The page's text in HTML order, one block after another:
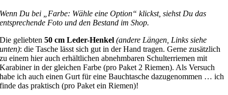
Wenn Du bei „Farbe: Wähle eine Option“ klickst, siehst Du das
entsprechende Foto und den Bestand im Shop.
Die geliebten50 cm Leder-Henkel(andere Längen, Links siehe
unten): die Tasche lässt sich gut in der Hand tragen. Gerne zusätzlich
zu einem hier auch erhältlichen abnehmbaren Schulterriemen mit
Karabiner in der gleichen Farbe (pro Paket 2 Riemen). Als Versuch
habe ich auch einen Gurt für eine Bauchtasche dazugenommen … ich
finde das praktisch (pro Paket ein Riemen)!